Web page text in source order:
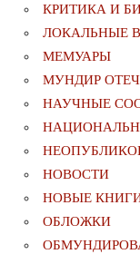
КРИТИКА И
ЛОКАЛЬНЫЕ
МЕМУАРЫ
МУНДИР
НАУЧНЫЕ
НОВОСТИ
НОВЫЕ
ОБЛОЖКИ